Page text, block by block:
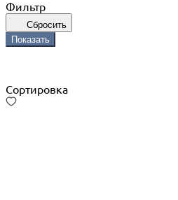
Фильтр
Сбросить
Показать
Сортировка